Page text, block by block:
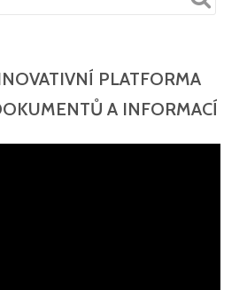
PLATFORMA
A INFORMACÍ